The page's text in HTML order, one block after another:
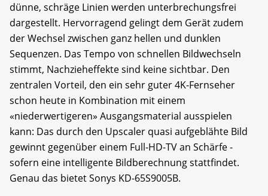
dünne, schräge Linien werden unterbrechungsfrei
dargestellt. Hervorragend gelingt dem Gerät zudem
der Wechsel zwischen ganz hellen und dunklen
Sequenzen. Das Tempo von schnellen Bildwechseln
stimmt, Nachzieheffekte sind keine sichtbar. Den
zentralen Vorteil, den ein sehr guter 4K-Fernseher
schon heute in Kombination mit einem
«niederwertigeren» Ausgangsmaterial ausspielen
kann: Das durch den Upscaler quasi aufgeblähte Bild
gewinnt gegenüber einem Full-HD-TV an Schärfe -
sofern eine intelligente Bildberechnung stattfindet.
Genau das bietet Sonys KD-65S9005B.